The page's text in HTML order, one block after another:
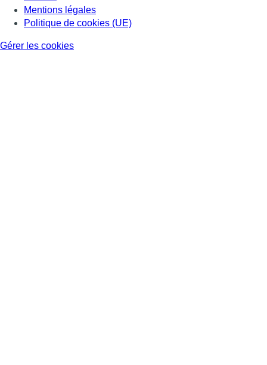
Mentions légales
Politique de cookies (UE)
Gérer les cookies